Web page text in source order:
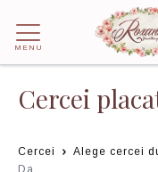
MENU
Cercei
Cercei Alege cercei
Da